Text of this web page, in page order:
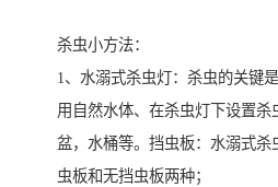
杀虫小方法：
1、水溺式杀虫灯：杀虫的关键
用自然水体、在杀虫灯下设置杀
盆，水桶等。挡虫板：水溺式杀
虫板和无挡虫板两种；